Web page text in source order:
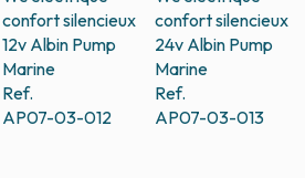
confort silencieux
12v Albin Pump
Marine
Ref.
AP07-03-012
confort silencieux
24v Albin Pump
Marine
Ref.
AP07-03-013